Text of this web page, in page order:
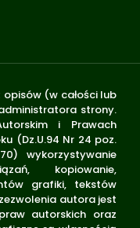
opisów (w całości lub
strony.
i Prawach
(Dz.U.94 Nr 24 poz.
wykorzystywanie
kopiowanie,
grafiki, tekstów
autora jest
autorskich oraz